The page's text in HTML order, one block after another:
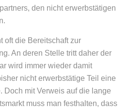
den nicht erwerbstätigen
oft die Bereitschaft zur
An deren Stelle tritt daher der
wird immer wieder damit
nicht erwerbstätige Teil eine
Doch mit Verweis auf die lange
muss man festhalten, dass